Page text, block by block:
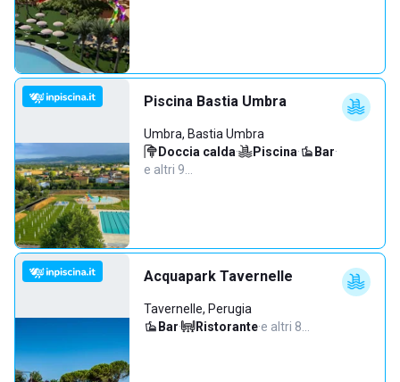
Piscina Bastia Umbra
Umbra, Bastia Umbra
Doccia calda· Piscina· Bar·
e altri 9…
Acquapark Tavernelle
Tavernelle, Perugia
Bar· Ristorante·e altri 8…